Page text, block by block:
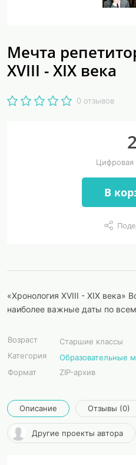
Мечта
XVIII - XIX века
0 отзывов
Цифровая
В
«Хронология XVIII - XIX века»
наиболее важные даты по
Возраст
Старшие классы
Категория
Образовательные
Формат
ZIP-архив
Описание Отзывы (0)
Другие проекты автора